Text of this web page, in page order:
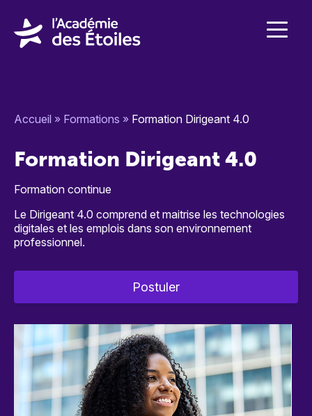
Accueil » Formations » Formation Dirigeant 4.0
Formation Dirigeant 4.0
Formation continue
Le Dirigeant 4.0 comprend et maitrise les technologies
digitales et les emplois dans son environnement
professionnel.
Postuler